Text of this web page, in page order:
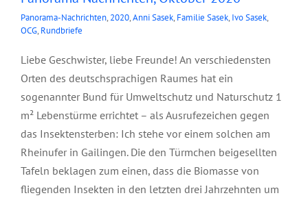
Panorama-Nachrichten, 2020,Anni Sasek, Familie Sasek, Ivo Sasek,
OCG, Rundbriefe
Liebe Geschwister, liebe Freunde! An verschiedensten
Orten des deutschsprachigen Raumes hat ein
sogenannter Bund für Umweltschutz und Naturschutz 1
m² Lebenstürme errichtet – als Ausrufezeichen gegen
das Insektensterben: Ich stehe vor einem solchen am
Rheinufer in Gailingen. Die den Türmchen beigesellten
Tafeln beklagen zum einen, dass die Biomasse von
fliegenden Insekten in den letzten drei Jahrzehnten um